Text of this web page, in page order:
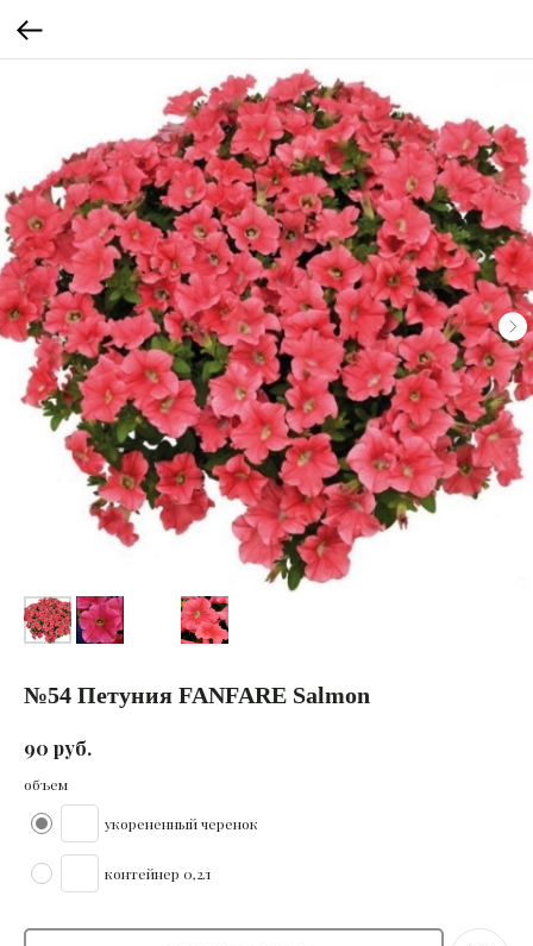
№54 Петуния FANFARE Salmon
90 руб.
объем
укорененный черенок
контейнер 0,2л